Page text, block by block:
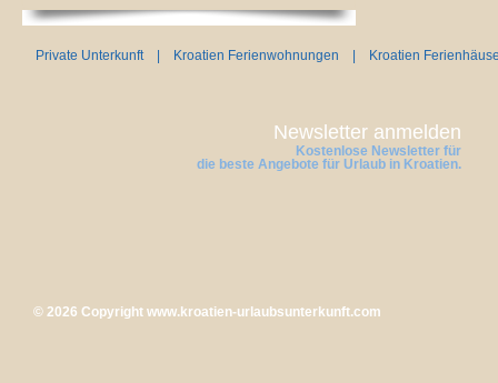
Private Unterkunft| Kroatien Ferienwohnungen Kroatien
Newsletter anmelden
Kostenlose Newsletter für
die beste Angebote für Urlaub in Kroatien.
© 2026 Copyright www.kroatien-urlaubsunterkunft.com